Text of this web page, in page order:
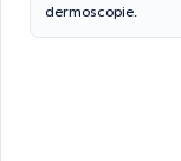
dermoscopie.